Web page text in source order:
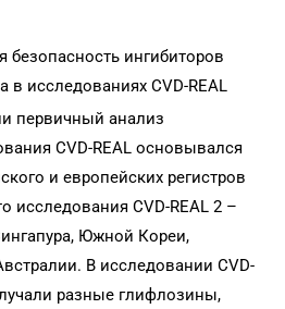
безопасность ингибиторов
в исследованиях CVD-REAL
первичный анализ
CVD-REAL основывался
и европейских регистров
исследования CVD-REAL 2 –
Южной Кореи,
В исследовании CVD-
разные глифлозины,